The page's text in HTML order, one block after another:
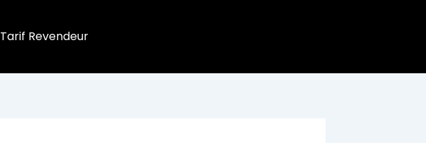
Tarif Revendeur